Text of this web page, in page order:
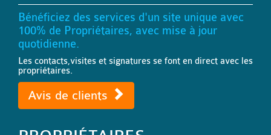
Bénéficiez des services d'un site unique avec
100% de Propriétaires, avec mise à jour
quotidienne.
Les contacts,visites et signatures se font en direct avec les
propriétaires.
Avis de clients